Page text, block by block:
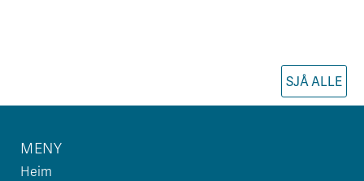
SJÅ ALLE
MENY
Heim